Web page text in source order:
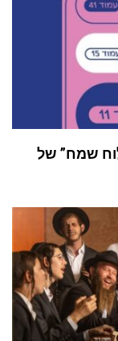
שמח” של